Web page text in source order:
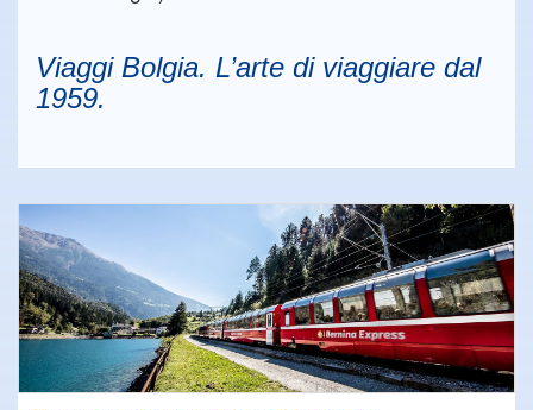
Viaggi Bolgia. L’arte di viaggiare dal
1959.